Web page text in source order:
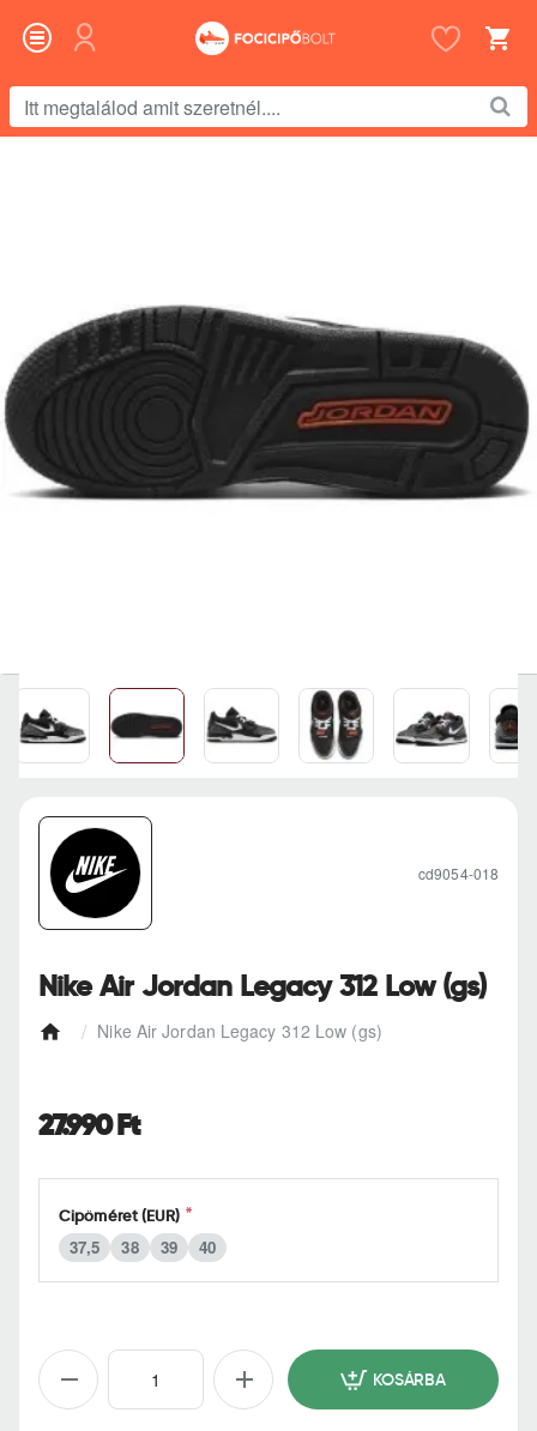
megtalálod
e
Nike Air Jordan Legacy 312 Low (gs)
Nike Air Jordan Legacy 312 Low (gs)
cd9054-018
27.990 Ft
Cipőméret (EUR)
37,5 38 39 40
KOSÁRBA